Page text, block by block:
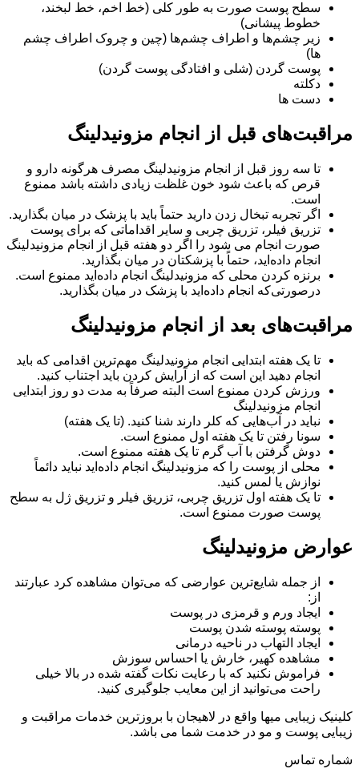
سطح پوست صورت به طور کلی (خط اخم، خط لبخند،
خطوط پیشانی)
زیر چشم‌ها و اطراف چشم‌ها (چین و چروک اطراف چشم
ها)
پوست گردن (شلی و افتادگی پوست گردن)
دکلته
دست ها
مراقبت‌های قبل از انجام مزونیدلینگ
تا سه روز قبل از انجام مزونیدلینگ مصرف هرگونه دارو و
قرص که باعث شود خون غلظت زیادی داشته باشد ممنوع
است.
اگر تجربه تبخال زدن دارید حتماً باید با پزشک در میان بگذارید.
تزریق فیلر، تزریق چربی و سایر اقداماتی که برای پوست
صورت انجام می شود را اگر دو هفته قبل از انجام مزونیدلینگ
انجام داده‌اید، حتماً با پزشکتان در میان بگذارید.
برنزه کردن محلی که مزونیدلینگ انجام داده‌اید ممنوع است.
درصورتی‌که انجام داده‌اید با پزشک در میان بگذارید.
مراقبت‌های بعد از انجام مزونیدلینگ
تا یک هفته ابتدایی انجام مزونیدلینگ مهم‌ترین اقدامی که باید
انجام دهید این است که از آرایش کردن باید اجتناب کنید.
ورزش کردن ممنوع است البته صرفاً به مدت دو روز ابتدایی
انجام مزونیدلینگ
نباید در آب‌هایی که کلر دارند شنا کنید. (تا یک هفته)
سونا رفتن تا یک هفته اول ممنوع است.
دوش گرفتن با آب گرم تا یک هفته ممنوع است.
محلی از پوست را که مزونیدلینگ انجام داده‌اید نباید دائماً
نوازش یا لمس کنید.
تا یک هفته اول تزریق چربی، تزریق فیلر و تزریق ژل به سطح
پوست صورت ممنوع است.
عوارض مزونیدلینگ
از جمله شایع‌ترین عوارضی که می‌توان مشاهده کرد عبارتند
از:
ایجاد ورم و قرمزی در پوست
پوسته پوسته شدن پوست
ایجاد التهاب در ناحیه درمانی
مشاهده کهیر، خارش یا احساس سوزش
فراموش نکنید که با رعایت نکات گفته شده در بالا خیلی
راحت می‌توانید از این معایب جلوگیری کنید.
کلینیک زیبایی میها واقع در لاهیجان با بروزترین خدمات مراقبت و
زیبایی پوست و مو در خدمت شما می باشد.
شماره تماس